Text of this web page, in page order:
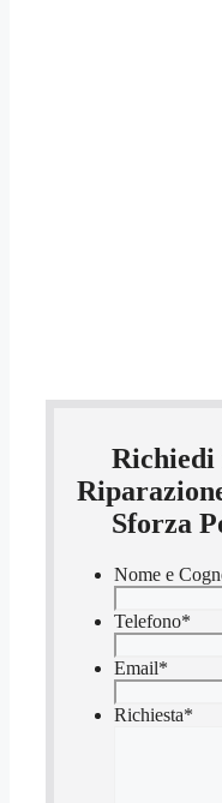
Sforza
Nome e
Telefono*
Email*
Richiesta*